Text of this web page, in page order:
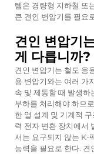
템은 경량형 지하철 또
큰 견인 변압기를 필요
견인 변압기
게 다릅니까?
견인 변압기는 철도 응
용 변압기와는 여러 가
속 및 제동할 때 발생하
부하를 처리해야 하므
한 열 설계 및 기계적
력 전자 변환 장치에서
서는 요구되지 않는 K-
능력을 필요로 한다.